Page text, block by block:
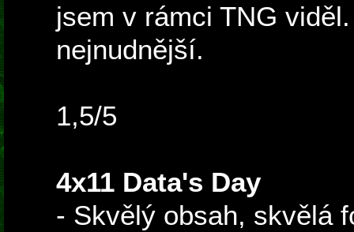
jsem v rámci TNG
nejnudnější.
1,5/5
4x11 Data's Day
- Skvělý obsah, skvělá